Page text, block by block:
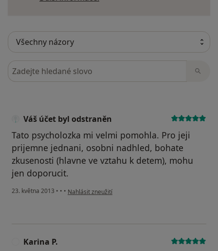
Hledejte v názorech
Váš účet byl odstraněn
Tato psycholozka mi velmi pomohla. Pro jeji
prijemne jednani, osobni nadhled, bohate
zkusenosti (hlavne ve vztahu k detem), mohu
jen doporucit.
23. května 2013 • • • podle názoru uživatele Váš účet byl odstraněn
Nahlásit zneužití
Karina P.